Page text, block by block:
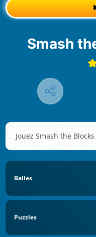
Smash
Jouez Smash the
Balles
Puzzles